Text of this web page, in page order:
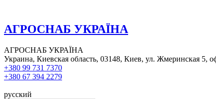
АГРОСНАБ УКРАЇНА
АГРОСНАБ УКРАЇНА
Украина, Киевская область, 03148, Киев, ул. Жмеринская 5,
+380 99 731 7370
+380 67 394 2279
русский